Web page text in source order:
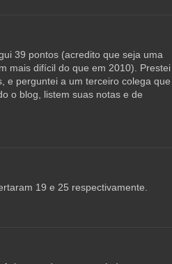
39 pontos (acredito que seja uma
mais difícil do que em 2010). Prestei
e perguntei a um terceiro colega que
o blog, listem suas notas e de
19 e 25 respectivamente.